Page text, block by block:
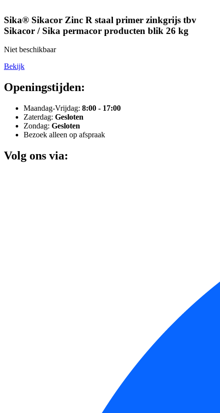
Sika® Sikacor Zinc R staal primer zinkgrijs tbv
Sikacor / Sika permacor producten blik 26 kg
Niet beschikbaar
Bekijk
Openingstijden:
Maandag-Vrijdag: 8:00 - 17:00
Zaterdag: Gesloten
Zondag: Gesloten
Bezoek alleen op afspraak
Volg ons via: